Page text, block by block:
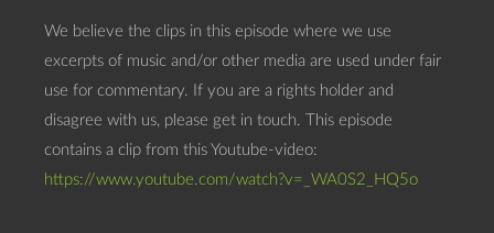
We believe the clips in this episode where we use
excerpts of music and/or other media are used under fair
use for commentary. If you are a rights holder and
disagree with us, please get in touch. This episode
contains a clip from this Youtube-video:
https://www.youtube.com/watch?v=_WA0S2_HQ5o